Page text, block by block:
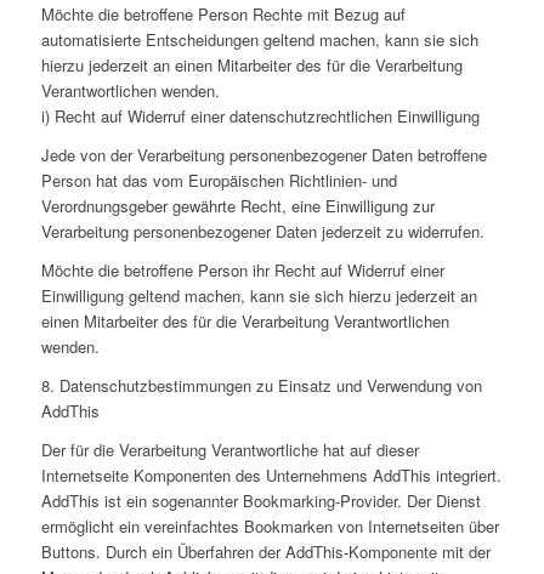
Möchte die betroffene Person Rechte mit Bezug auf
automatisierte Entscheidungen geltend machen, kann sie sich
hierzu jederzeit an einen Mitarbeiter des für die Verarbeitung
Verantwortlichen wenden.
i) Recht auf Widerruf einer datenschutzrechtlichen Einwilligung
Jede von der Verarbeitung personenbezogener Daten betroffene
Person hat das vom Europäischen Richtlinien- und
Verordnungsgeber gewährte Recht, eine Einwilligung zur
Verarbeitung personenbezogener Daten jederzeit zu widerrufen.
Möchte die betroffene Person ihr Recht auf Widerruf einer
Einwilligung geltend machen, kann sie sich hierzu jederzeit an
einen Mitarbeiter des für die Verarbeitung Verantwortlichen
wenden.
8. Datenschutzbestimmungen zu Einsatz und Verwendung von
AddThis
Der für die Verarbeitung Verantwortliche hat auf dieser
Internetseite Komponenten des Unternehmens AddThis integriert.
AddThis ist ein sogenannter Bookmarking-Provider. Der Dienst
ermöglicht ein vereinfachtes Bookmarken von Internetseiten über
Buttons. Durch ein Überfahren der AddThis-Komponente mit der